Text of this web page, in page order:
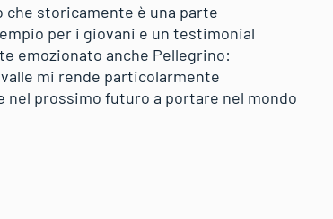
che storicamente è una parte
per i giovani e un testimonial
emozionato anche Pellegrino:
mi rende particolarmente
prossimo futuro a portare nel mondo